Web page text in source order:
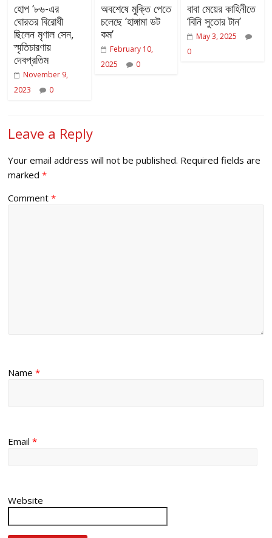
হোপ ‘৮৬-এর
ঘোরতর বিরোধী
ছিলেন মৃণাল সেন,
স্মৃতিচারণায়
দেবপ্রতিম
November 9,
2023
0
অবশেষে মুক্তি পেতে
চলেছে ‘হাঙ্গামা ডট
কম’
February 10,
2025
0
বাবা মেয়ের কাহিনীতে
‘বিনি সুতোর টান’
May 3, 2025
0
Leave a Reply
Your email address will not be published. Required fields are
marked*
Comment*
Name*
Email*
Website